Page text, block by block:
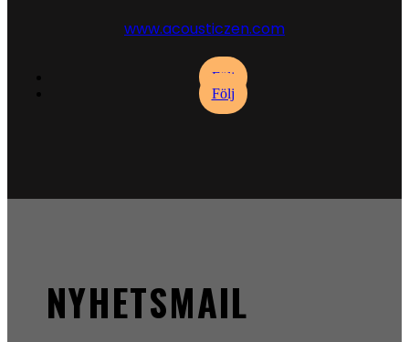
www.acousticzen.com
Följ
Följ
NYHETSMAIL